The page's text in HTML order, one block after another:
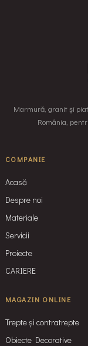
Marmură, granit și
România,
COMPANIE
Acasă
Despre noi
Materiale
Servicii
Proiecte
CARIERE
MAGAZIN ONLINE
Trepte și contratrepte
Obiecte Decorative